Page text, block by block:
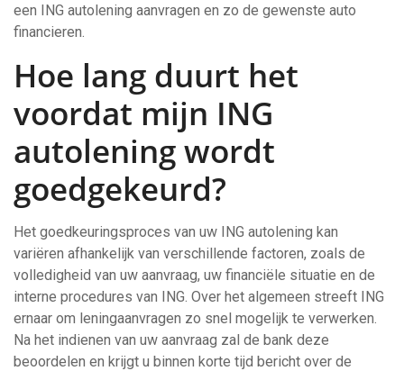
een ING autolening aanvragen en zo de gewenste auto
financieren.
Hoe lang duurt het
voordat mijn ING
autolening wordt
goedgekeurd?
Het goedkeuringsproces van uw ING autolening kan
variëren afhankelijk van verschillende factoren, zoals de
volledigheid van uw aanvraag, uw financiële situatie en de
interne procedures van ING. Over het algemeen streeft ING
ernaar om leningaanvragen zo snel mogelijk te verwerken.
Na het indienen van uw aanvraag zal de bank deze
beoordelen en krijgt u binnen korte tijd bericht over de